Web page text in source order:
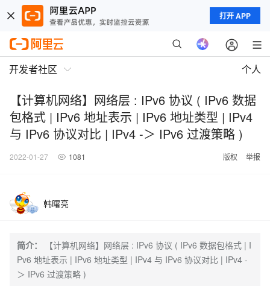
打开 APP
开发者社区 个人
【计算机网络】网络层 : IPv6 协议 ( IPv6 数据
包格式 | IPv6 地址表示 | IPv6 地址类型 | IPv4
与 IPv6 协议对比 | IPv4 -＞ IPv6 过渡策略 )
2022-01-27 1081 版权 举报
韩曙亮
简介：
【计算机网络】网络层 : IPv6 协议 ( IPv6 数据包格式 | I
Pv6 地址表示 | IPv6 地址类型 | IPv4 与 IPv6 协议对比 | IPv4 -
＞ IPv6 过渡策略 )